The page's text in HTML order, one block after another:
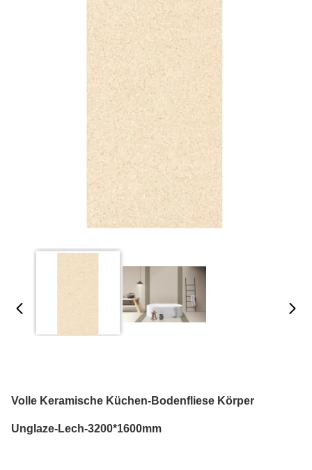
Volle Keramische Küchen-Bodenfliese Körper
Unglaze-Lech-3200*1600mm